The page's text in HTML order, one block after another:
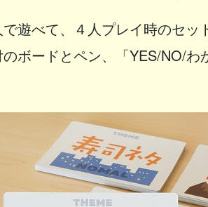
遊べて、４人プレイ時のセッ
ボードとペン、「YES/NO/